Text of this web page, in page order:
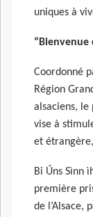
uniques à
“Bienvenue
Coordonné
Région
alsaciens, le
vise à
et
Bi Úns Sìnn
première
de l’Alsace,